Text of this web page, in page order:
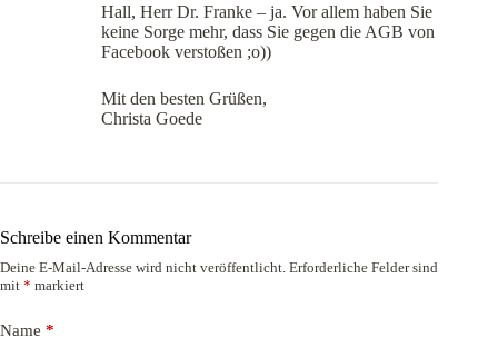
Hall, Herr Dr. Franke – ja. Vor allem haben Sie
keine Sorge mehr, dass Sie gegen die AGB von
Facebook verstoßen ;o))
Mit den besten Grüßen,
Christa Goede
Schreibe einen Kommentar
Deine E-Mail-Adresse wird nicht veröffentlicht. Erforderliche Felder sind
mit * markiert
Name *